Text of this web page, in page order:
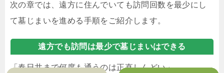
次の章では、遠方に住んでいても訪問回数を最少にし
て墓じまいを進める手順をご紹介します。
遠方でも訪問は最少で墓じまいはできる
「春日井まで何度も通うのは正直しんどい」。